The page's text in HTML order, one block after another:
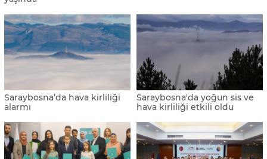
Saraybosna’da hava kirliliği
alarmı
Saraybosna'da yoğun sis ve
hava kirliliği etkili oldu